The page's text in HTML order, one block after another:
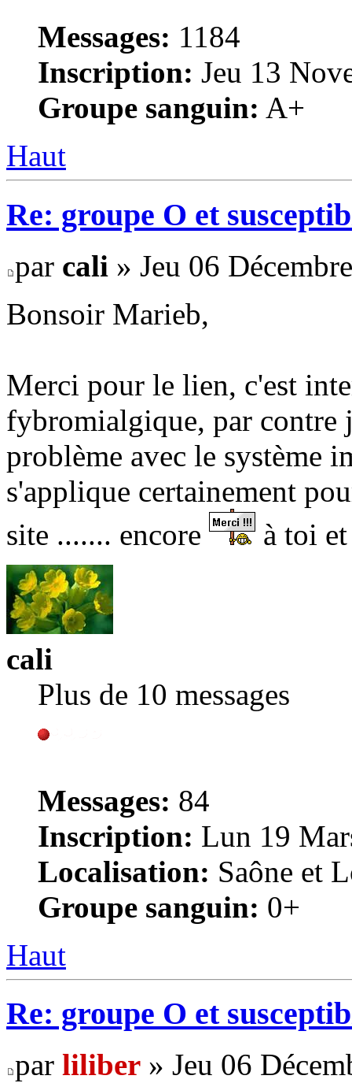
Messages: 1184
Inscription: Jeu 13
Groupe sanguin: A+
Haut
Re: groupe O et
par cali » Jeu 06
Bonsoir Marieb,
Merci pour le lien, c'est
fybromialgique, par contre
problème avec le système
s'applique certainement
site ....... encore
à toi
cali
Plus de 10 messages
Messages: 84
Inscription: Lun 19
Localisation: Saône et
Groupe sanguin: 0+
Haut
Re: groupe O et
par liliber » Jeu 06